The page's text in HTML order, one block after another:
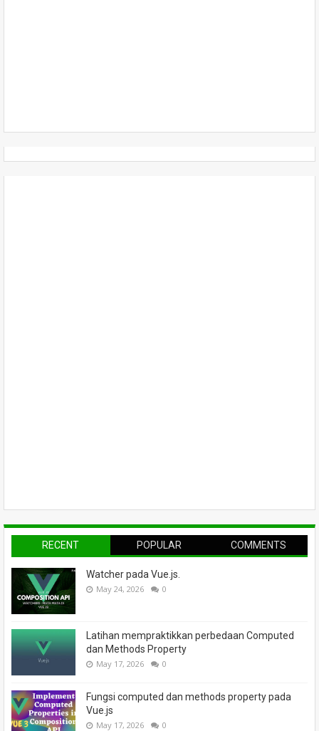
RECENT POPULAR COMMENTS
Watcher pada Vue.js.
May 24, 2026 0
Latihan mempraktikkan perbedaan Computed
dan Methods Property
May 17, 2026 0
Fungsi computed dan methods property pada
Vue.js
May 17, 2026 0